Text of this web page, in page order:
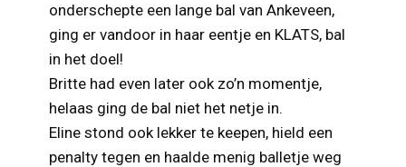
onderschepte een lange bal van Ankeveen,
ging er vandoor in haar eentje en KLATS, bal
in het doel!
Britte had even later ook zo’n momentje,
helaas ging de bal niet het netje in.
Eline stond ook lekker te keepen, hield een
penalty tegen en haalde menig balletje weg